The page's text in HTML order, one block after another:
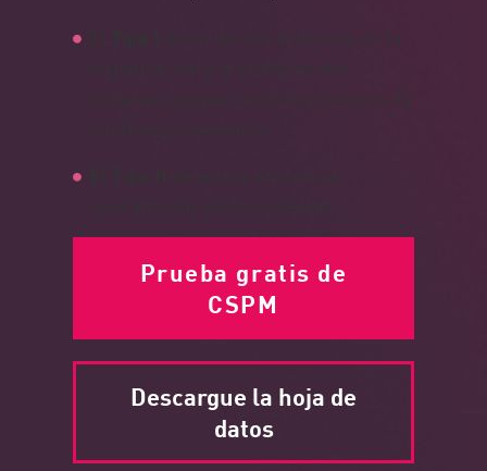
Prueba gratis de
CSPM
Descargue la hoja de
datos